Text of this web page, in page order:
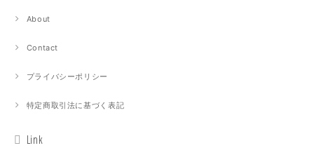
About
Contact
プライバシーポリシー
特定商取引法に基づく表記
Link